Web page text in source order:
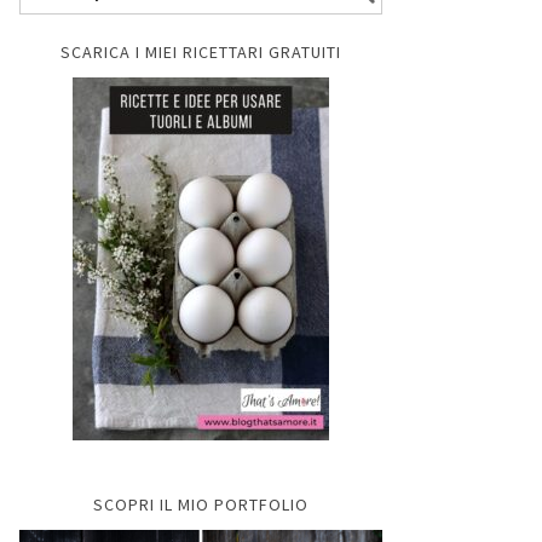
SCARICA I MIEI RICETTARI GRATUITI
SCOPRI IL MIO PORTFOLIO